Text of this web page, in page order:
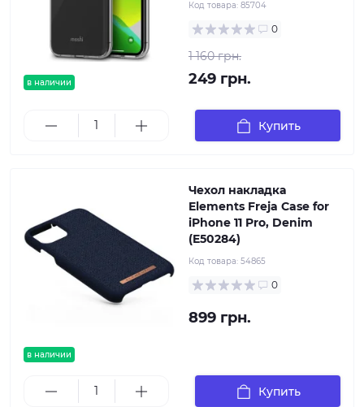
в наличии
Код товара: 85704
0
1 160 грн.
249 грн.
Купить
в наличии
Чехол накладка
Elements Freja Case for
iPhone 11 Pro, Denim
(E50284)
Код товара: 54865
0
899 грн.
Купить